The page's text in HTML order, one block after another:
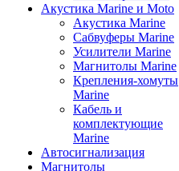
Акустика Marine и Moto
Акустика Marine
Сабвуферы Marine
Усилители Marine
Магнитолы Marine
Крепления-хомуты
Marine
Кабель и
комплектующие
Marine
Автосигнализация
Магнитолы